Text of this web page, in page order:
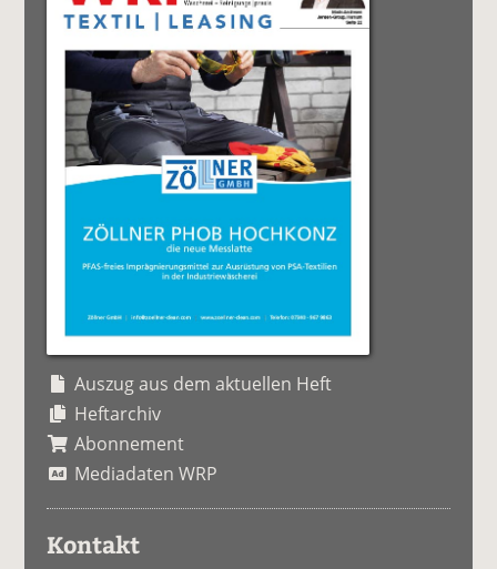
Auszug aus dem aktuellen Heft
Heftarchiv
Abonnement
Mediadaten WRP
Kontakt